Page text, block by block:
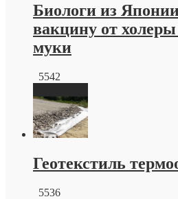
Биологи из
вакцину от
муки
5542
Геотекстиль
5536